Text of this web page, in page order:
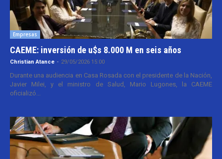
Empresas
CAEME: inversión de u$s 8.000 M en seis años
Christian Atance - 29/05/2026 15:00
Durante una audiencia en Casa Rosada con el presidente de la Nación,
Javier Milei, y el ministro de Salud, Mario Lugones, la CAEME
oficializó...